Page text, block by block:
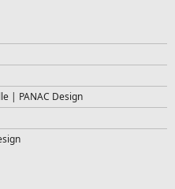
| PANAC Design